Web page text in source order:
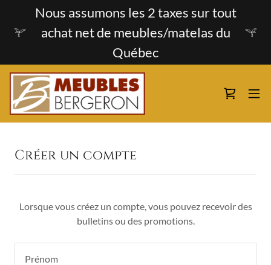
Nous assumons les 2 taxes sur tout
achat net de meubles/matelas du
Québec
Créer un compte
Lorsque vous créez un compte, vous pouvez recevoir des
bulletins ou des promotions.